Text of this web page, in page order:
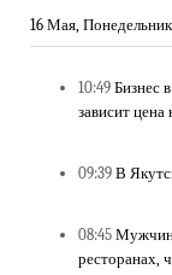
16 Мая, Понедельник
10:49 Бизнес
зависит цена
09:39 В
08:45
ресторанах,